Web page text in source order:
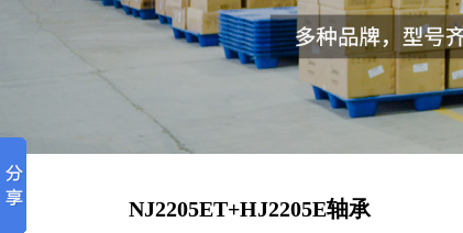
NJ2205ET+HJ2205E轴承